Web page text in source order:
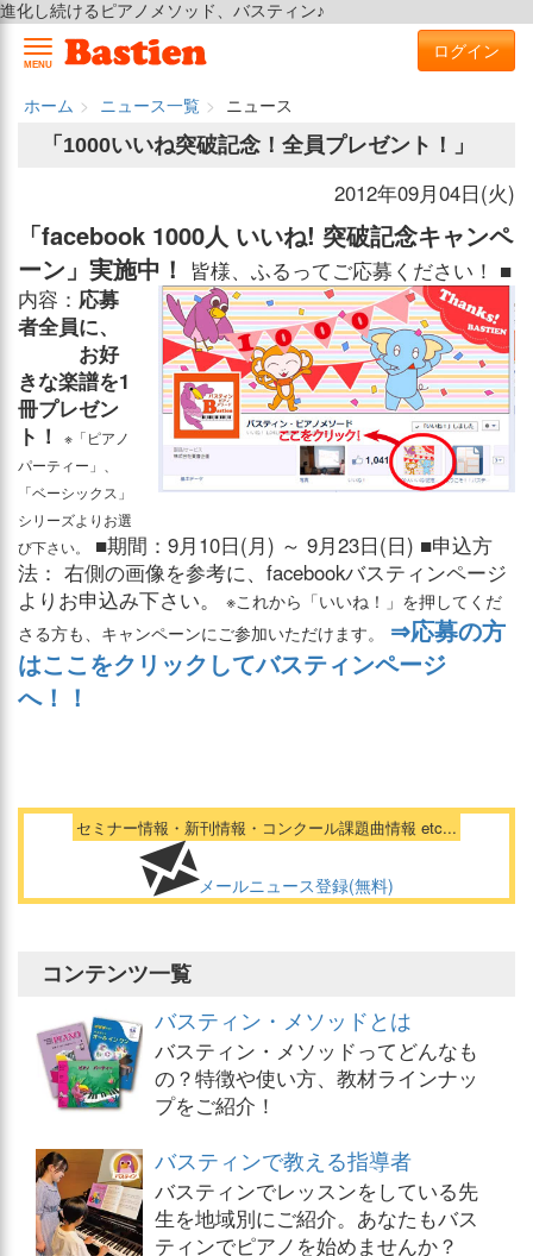
進化し続けるピアノメソッド、バスティン♪
MENU
ログイン
ホーム ニュース一覧
ニュース
「1000いいね突破記念！全員プレゼント！」
2012年09月04日(火)
「facebook 1000人 いいね! 突破記念キャンペ
ーン」実施中！ 皆様、ふるってご応募ください！ ■
内容： 応募
者全員に、
お好
きな楽譜を1
冊プレゼン
ト！
※「ピアノ
パーティー」、
「ベーシックス」
シリーズよりお選
び下さい。
■期間：9月10日(月) ～ 9月23日(日) ■申込方
法： 右側の画像を参考に、facebookバスティンページ
よりお申込み下さい。 ※これから「いいね！」を押してくだ
さる方も、キャンペーンにご参加いただけます。
⇒応募の方
はここをクリックしてバスティンページ
へ！！
セミナー情報・新刊情報・コンクール課題曲情報 etc...
メールニュース登録(無料)
コンテンツ一覧
バスティン・メソッドとは
バスティン・メソッドってどんなも
の？特徴や使い方、教材ラインナッ
プをご紹介！
バスティンで教える指導者
バスティンでレッスンをしている先
生を地域別にご紹介。あなたもバス
ティンでピアノを始めませんか？